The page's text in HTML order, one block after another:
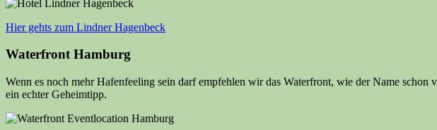
Hier gehts zum Lindner Hagenbeck
Waterfront Hamburg
Wenn es noch mehr Hafenfeeling sein darf empfehlen wir das Waterfront, wie der Name
ein echter Geheimtipp.